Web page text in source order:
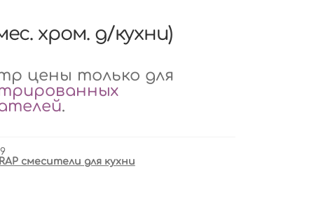
хром. д/кухни)
цены только для
.
смесители для кухни